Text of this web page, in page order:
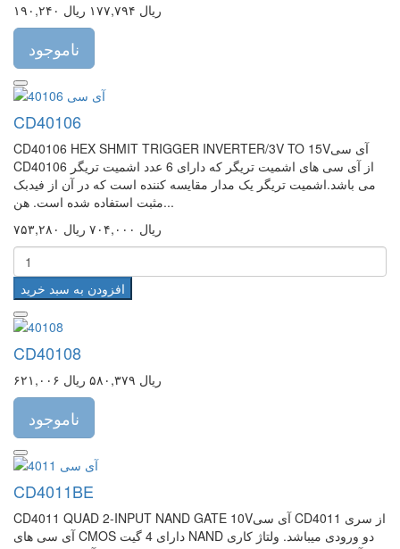
۱۹۰,۲۴۰ ریال ۱۷۷,۷۹۴ ریال
ناموجود
CD40106
CD40106 HEX SHMIT TRIGGER INVERTER/3V TO 15Vآی سی
CD40106 از آی سی های اشمیت تریگر که دارای 6 عدد اشمیت تریگر
می باشد.اشمیت تریگر یک مدار مقایسه کننده است که در آن از فیدبک
مثبت استفاده شده است. هن...
۷۵۳,۲۸۰ ریال ۷۰۴,۰۰۰ ریال
افزودن به سبد خرید
CD40108
۶۲۱,۰۰۶ ریال ۵۸۰,۳۷۹ ریال
ناموجود
CD4011BE
CD4011 QUAD 2-INPUT NAND GATE 10Vآی سی CD4011 از سری
آی سی های CMOS دارای 4 گیت NAND دو ورودی میباشد. ولتاژ کاری